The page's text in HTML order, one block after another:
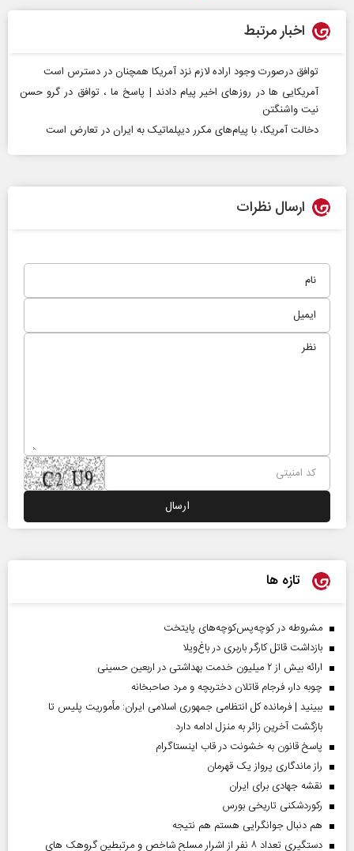
اخبار مرتبط
توافق درصورت وجود اراده لازم نزد آمریکا همچنان در دسترس است
آمریکایی‌ ها در روزهای اخیر پیام دادند | پاسخ ما ، توافق در گرو حسن
نیت واشنگتن
دخالت آمریکا، با پیام‌های مکرر دیپلماتیک به ایران در تعارض است
ارسال نظرات
تازه ها
مشروطه در کوچه‌پس‌کوچه‌های پایتخت
بازداشت قاتل کارگر باربری در باغ‌ویلا
ارائه بیش از ۲ میلیون خدمت بهداشتی در اربعین حسینی
چوبه دار، فرجام قاتلان دختربچه و مرد صاحبخانه
ببینید | فرمانده کل انتظامی جمهوری اسلامی ایران­: مأموریت پلیس تا
بازگشت آخرین زائر به منزل ادامه دارد
پاسخ قانون به خشونت در قاب اینستاگرام
راز ماندگاری پرواز یک قهرمان
نقشه جهادی برای ایران
رکوردشکنی تاریخی بورس
هم دنبال جوانگرایی هستم هم نتیجه
دستگیری تعداد ۸ نفر از اشرار مسلح شاخص و مرتبطین گروهک های